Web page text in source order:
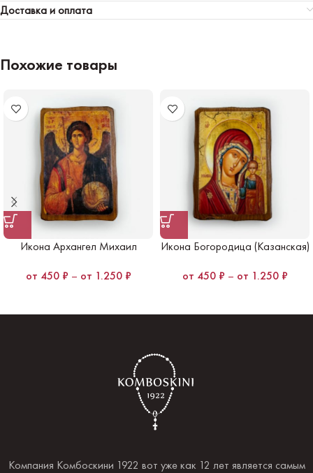
Доставка и оплата
Похожие товары
Икона Архангел Михаил
450 ₽ – 1.250 ₽
Икона Богородица (Казанская)
450 ₽ – 1.250 ₽
Компания Комбоскини 1922 вот уже как 12 лет является самым